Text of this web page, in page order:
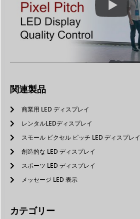
関連製品
商業用 LED ディスプレイ
レンタルLEDディスプレイ
スモール ピクセル ピッチ LED ディスプレイ
創造的な LED ディスプレイ
スポーツ LED ディスプレイ
メッセージ LED 表示
カテゴリー